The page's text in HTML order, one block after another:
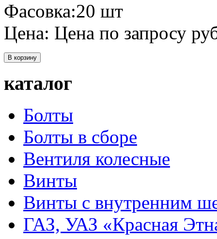
Фасовка:20 шт
Цена: Цена по запросу
В корзину
каталог
Болты
Болты в сборе
Вентиля колесные
Винты
Винты с внутренним
ГАЗ, УАЗ «Красная